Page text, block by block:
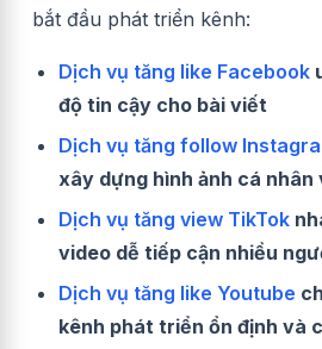
bắt đầu phát triển kênh:
Dịch vụ tăng like Facebook
độ tin cậy cho bài viết
Dịch vụ tăng follow
xây dựng hình ảnh cá nhân
Dịch vụ tăng view TikTok
video dễ tiếp cận nhiều
Dịch vụ tăng like Youtube
kênh phát triển ổn định và